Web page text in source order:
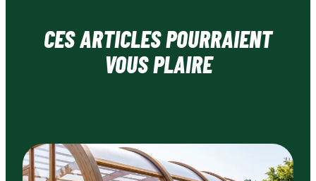
CES ARTICLES POURRAIENT
VOUS PLAIRE